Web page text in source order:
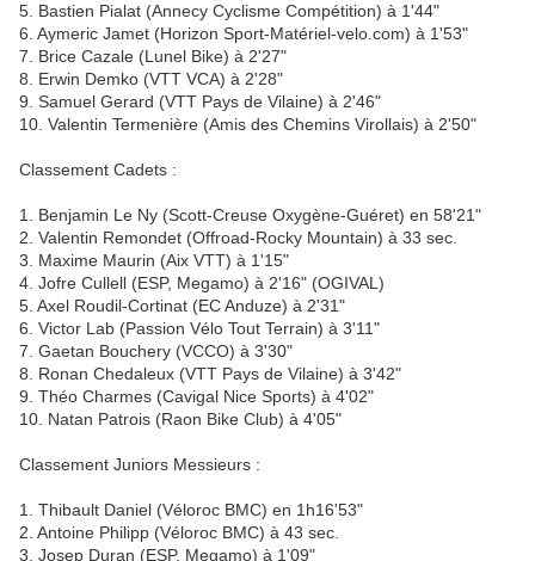
5. Bastien Pialat (Annecy Cyclisme Compétition) à 1'44"
6. Aymeric Jamet (Horizon Sport-Matériel-velo.com) à 1'53"
7. Brice Cazale (Lunel Bike) à 2'27"
8. Erwin Demko (VTT VCA) à 2'28"
9. Samuel Gerard (VTT Pays de Vilaine) à 2'46"
10. Valentin Termenière (Amis des Chemins Virollais) à 2'50"
Classement Cadets :
1. Benjamin Le Ny (Scott-Creuse Oxygène-Guéret) en 58'21"
2. Valentin Remondet (Offroad-Rocky Mountain) à 33 sec.
3. Maxime Maurin (Aix VTT) à 1'15"
4. Jofre Cullell (ESP, Megamo) à 2'16" (OGIVAL)
5. Axel Roudil-Cortinat (EC Anduze) à 2'31"
6. Victor Lab (Passion Vélo Tout Terrain) à 3'11"
7. Gaetan Bouchery (VCCO) à 3'30"
8. Ronan Chedaleux (VTT Pays de Vilaine) à 3'42"
9. Théo Charmes (Cavigal Nice Sports) à 4'02"
10. Natan Patrois (Raon Bike Club) à 4'05"
Classement Juniors Messieurs :
1. Thibault Daniel (Véloroc BMC) en 1h16'53"
2. Antoine Philipp (Véloroc BMC) à 43 sec.
3. Josep Duran (ESP, Megamo) à 1'09"